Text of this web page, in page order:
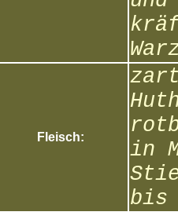
Fleisch:
in
bis